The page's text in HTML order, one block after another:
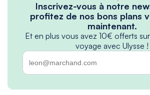
Inscrivez-vous à notre
profitez de nos bons plans
maintenant.
Et en plus vous avez 10€ offerts
voyage avec Ulysse !